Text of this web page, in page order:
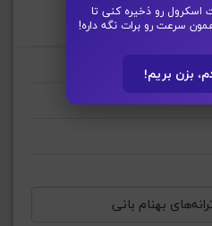
اسکرول رو ذخیره کنی تا
سرعت رو برات نگه داره!
بزن بریم!
بهنام بانی